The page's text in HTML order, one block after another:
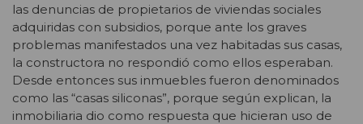
las denuncias de propietarios de viviendas sociales
adquiridas con subsidios, porque ante los graves
problemas manifestados una vez habitadas sus casas,
la constructora no respondió como ellos esperaban.
Desde entonces sus inmuebles fueron denominados
como las “casas siliconas”, porque según explican, la
inmobiliaria dio como respuesta que hicieran uso de